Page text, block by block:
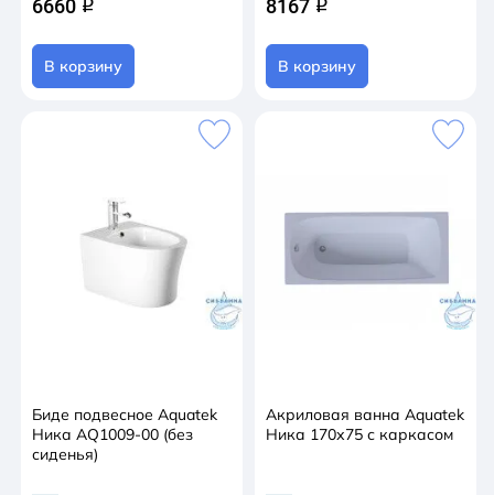
6660 q
В корзину
8167 q
В корзину
Биде подвесное Aquatek
Ника AQ1009-00 (без
сиденья)
Акриловая ванна Aquatek
Ника 170х75 с каркасом